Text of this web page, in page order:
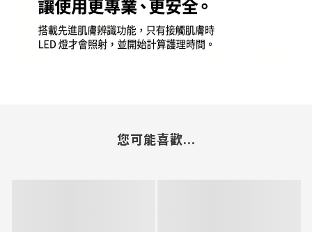
您可能喜歡...